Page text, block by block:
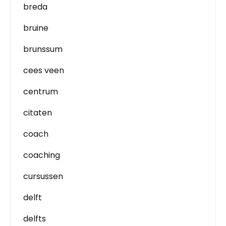
breda
bruine
brunssum
cees veen
centrum
citaten
coach
coaching
cursussen
delft
delfts